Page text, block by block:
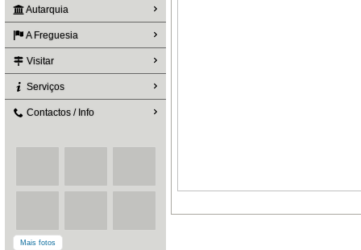
Autarquia
A Freguesia
Visitar
Serviços
Contactos / Info
Mais fotos